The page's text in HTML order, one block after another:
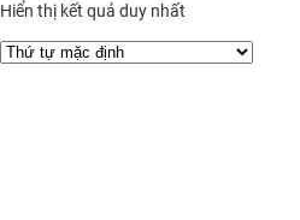
Hiển thị kết quả duy nhất